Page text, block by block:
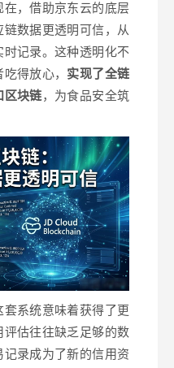
，借助京东云的底层
数据更透明可信，从
时记录。这种透明化不
得放心， 实现了全链
区块链，为食品安全筑
系统意味着获得了更
估往往缺乏足够的数
录成为了新的信用资